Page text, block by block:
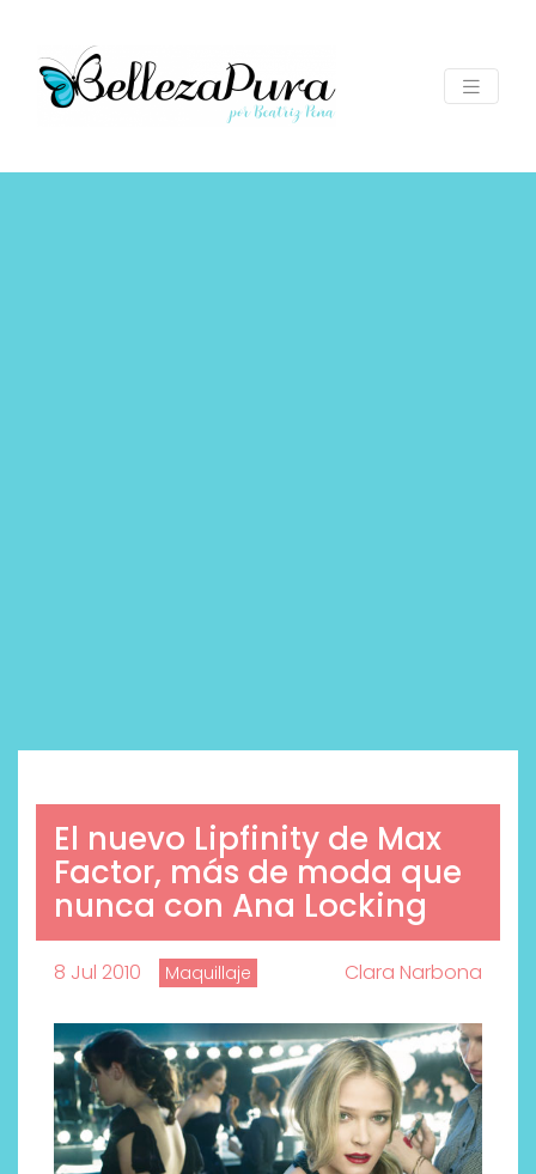
El nuevo Lipfinity de Max
Factor, más de moda que
nunca con Ana Locking
8 Jul 2010 Maquillaje Clara Narbona